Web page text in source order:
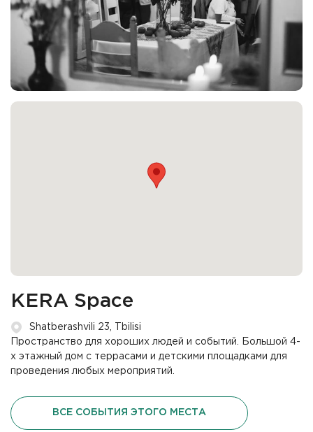
KERA Space
Shatberashvili 23, Tbilisi
Пространство для хороших людей и событий. Большой 4-
х этажный дом с террасами и детскими площадками для
проведения любых мероприятий.
ВСЕ СОБЫТИЯ ЭТОГО МЕСТА